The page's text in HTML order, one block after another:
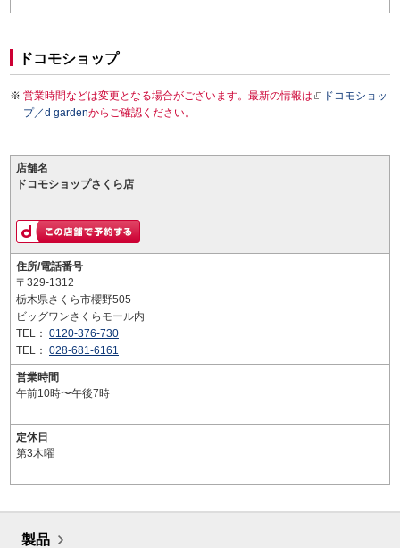
ドコモショップ
営業時間などは変更となる場合がございます。最新の情報は
ドコモショッ
プ／d gardenからご確認ください。
店舗名
ドコモショップさくら店
住所/電話番号
〒329-1312
栃木県さくら市櫻野505
ビッグワンさくらモール内
TEL： 0120-376-730
TEL： 028-681-6161
営業時間
午前10時〜午後7時
定休日
第3木曜
製品